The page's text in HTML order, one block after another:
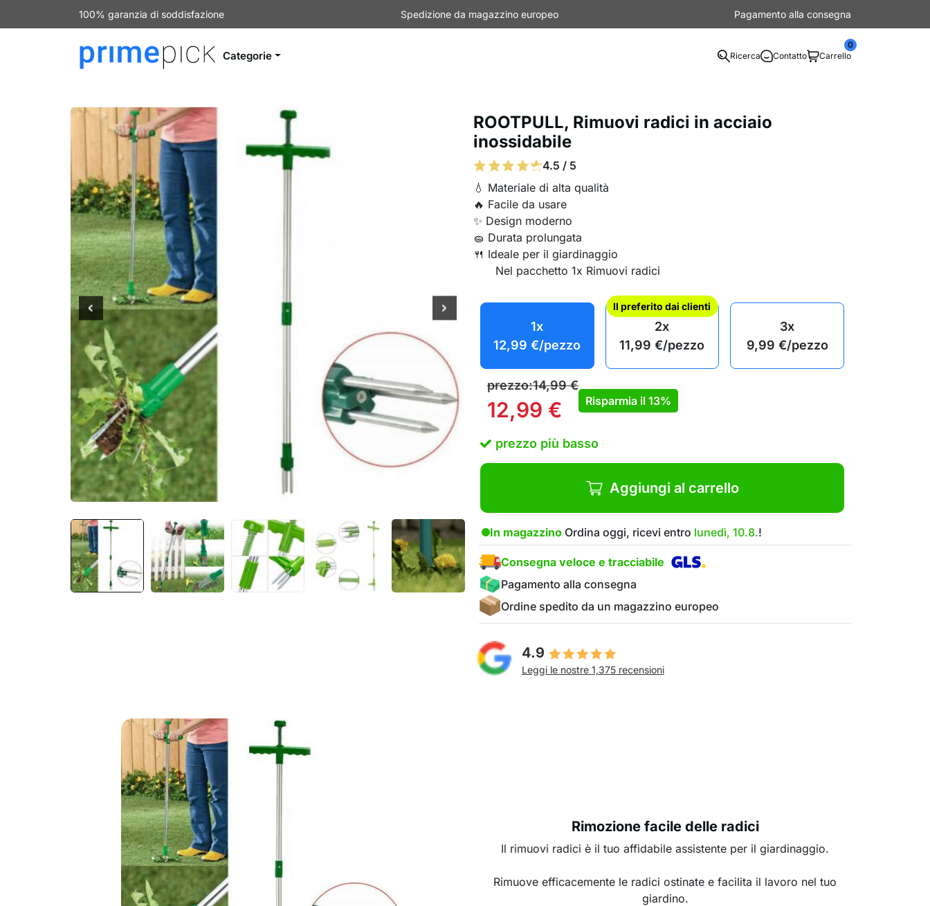
100% garanzia di soddisfazione Spedizione da magazzino europeo Pagamento alla consegna
Categorie Ricerca Contatto Carrello
0
ROOTPULL, Rimuovi radici in acciaio
inossidabile
4.5 / 5
💧 Materiale di alta qualità
🔥 Facile da usare
✨ Design moderno
🧽 Durata prolungata
🍴 Ideale per il giardinaggio
Nel pacchetto 1x Rimuovi radici
1x
12,99€/pezzo
Il preferito dai clienti
2x
11,99€/pezzo
3x
9,99 €/pezzo
prezzo:14,99€
12,99 € Risparmia il 13%
prezzo più basso
Aggiungi al carrello
In magazzino Ordina oggi, ricevi entro lunedì, 10.8.!
Consegna veloce e tracciabile
Pagamento alla consegna
Ordine spedito da un magazzino europeo
4.9
Leggi le nostre 1,375 recensioni
Rimozione facile delle radici
Il rimuovi radici è il tuo affidabile assistente per il giardinaggio.
Rimuove efficacemente le radici ostinate e facilita il lavoro nel tuo
giardino.